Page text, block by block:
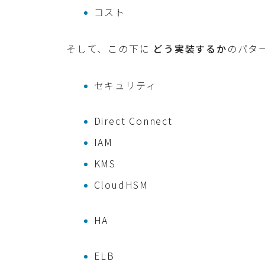
コスト
そして、この下に どう実装するかのパタ
セキュリティ
Direct Connect
IAM
KMS
CloudHSM
HA
ELB